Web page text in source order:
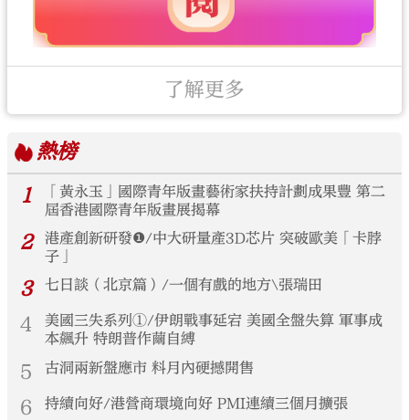
了解更多
熱榜
1
「黃永玉」國際青年版畫藝術家扶持計劃成果豐 第二
屆香港國際青年版畫展揭幕
2
港產創新研發❶/中大研量產3D芯片 突破歐美「卡脖
子」
3 七日談（北京篇）/一個有戲的地方\張瑞田
4
美國三失系列①/伊朗戰事延宕 美國全盤失算 軍事成
本飆升 特朗普作繭自縛
5 古洞兩新盤應市 料月內硬撼開售
6 持續向好/港營商環境向好 PMI連續三個月擴張